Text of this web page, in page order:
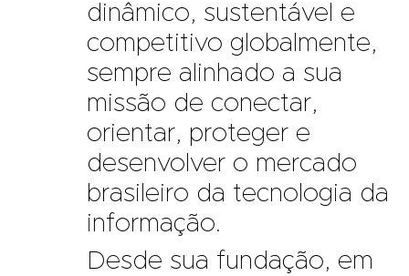
dinâmico, sustentável e
competitivo globalmente,
sempre alinhado a sua
missão de conectar,
orientar, proteger e
desenvolver o mercado
brasileiro da tecnologia da
informação.
Desde sua fundação, em